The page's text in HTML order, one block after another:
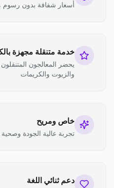
أسعار شفافة بدون رسوم
خدمة متنقلة مجهزة
يحضر المعالجون
والزيوت والكريمات
خاص ومريح
تجربة عالية الجودة
دعم ثنائي اللغة